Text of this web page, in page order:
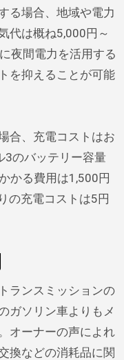
る場合、地域や電力
代は概ね5,000円～
夜間電力を活用する
を抑えることが可能
合、充電コストはお
3のバッテリー容量
かる費用は1,500円
の充電コストは5円
ランスミッションの
ガソリン車よりもメ
オーナーの声によれ
換などの消耗品に関